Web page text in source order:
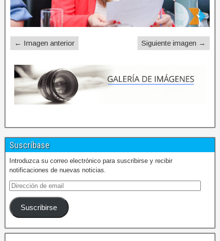
← Imagen anterior Siguiente imagen →
Suscríbase
Introduzca su correo electrónico para suscribirse y recibir
notificaciones de nuevas noticias.
Suscribirse